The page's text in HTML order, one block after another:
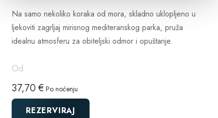
Od
37,70 € Po noćenju
REZERVIRAJ
Na samo nekoliko koraka od mora, skladno uklopljeno u
ljekoviti zagrljaj mirisnog mediteranskog parka, pruža
idealnu atmosferu za obiteljski odmor i opuštanje.